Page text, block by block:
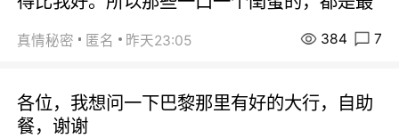
真情秘密 匿名 昨天23:05 384 7
各位，我想问一下巴黎那里有好的大行，自助
餐，谢谢